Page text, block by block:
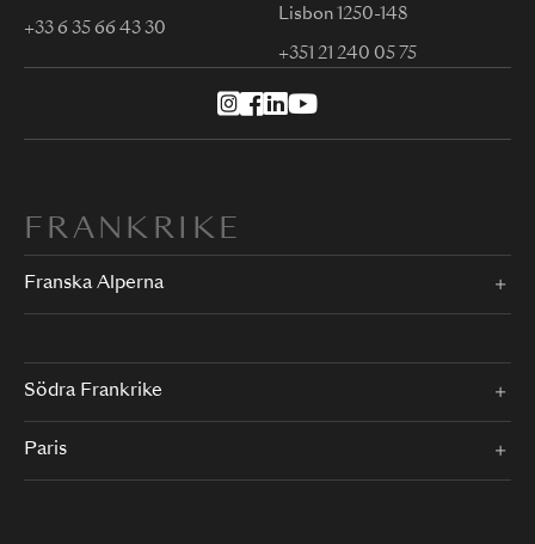
+33 6 35 66 43 30
Lisbon 1250-148
+351 21 240 05 75
FRANKRIKE
Franska Alperna
Södra Frankrike
Paris